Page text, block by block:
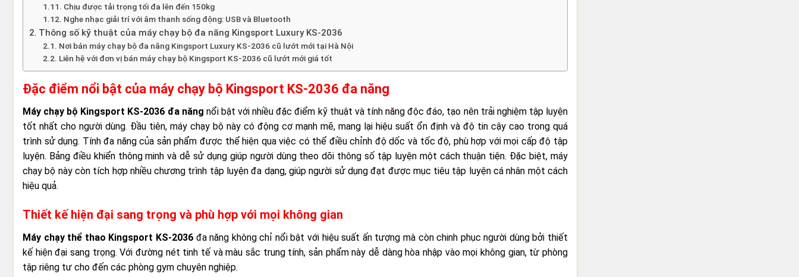
Chịu được tải trọng tối đa lên đến 150kg
Nghe nhạc giải trí với âm thanh sống động: USB và Bluetooth
Thông số kỹ thuật của máy chạy bộ đa năng Kingsport Luxury KS-2036
Nơi bán máy chạy bộ đa năng Kingsport Luxury KS-2036 cũ lướt mới tại Hà Nội
Liên hệ với đơn vị bán máy chạy bộ Kingsport KS-2036 cũ lướt mới giá tốt
Đặc điểm nổi bật của máy chạy bộ Kingsport KS-2036 đa năng
Máy chạy bộ Kingsport KS-2036 đa năng nổi bật với nhiều đặc điểm kỹ thuật và tính năng độc đáo, tạo nên trải nghiệm tập luyện
tốt nhất cho người dùng. Đầu tiên, máy chạy bộ này có động cơ mạnh mẽ, mang lại hiệu suất ổn định và độ tin cậy cao trong quá
trình sử dụng. Tính đa năng của sản phẩm được thể hiện qua việc có thể điều chỉnh độ dốc và tốc độ, phù hợp với mọi cấp độ tập
luyện. Bảng điều khiển thông minh và dễ sử dụng giúp người dùng theo dõi thông số tập luyện một cách thuận tiện. Đặc biệt, máy
chạy bộ này còn tích hợp nhiều chương trình tập luyện đa dạng, giúp người sử dụng đạt được mục tiêu tập luyện cá nhân một cách
hiệu quả.
Thiết kế hiện đại sang trọng và phù hợp với mọi không gian
Máy chạy thể thao Kingsport KS-2036đa năng không chỉ nổi bật với hiệu suất ấn tượng mà còn chinh phục người dùng bởi thiết
kế hiện đại sang trọng. Với đường nét tinh tế và màu sắc trung tính, sản phẩm này dễ dàng hòa nhập vào mọi không gian, từ phòng
tập riêng tư cho đến các phòng gym chuyên nghiệp.